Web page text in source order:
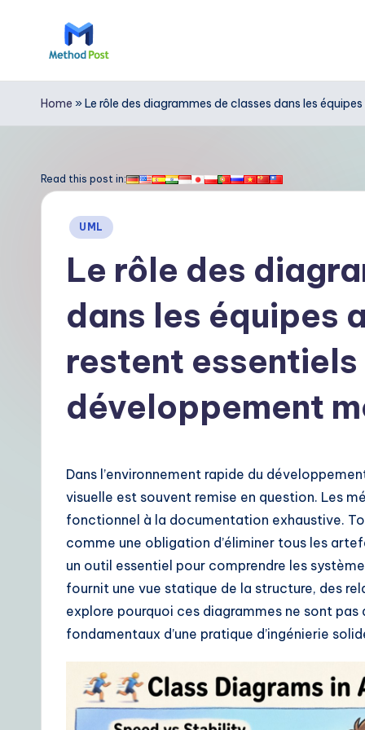
M
e
h
Home » Le rôle des diagrammes de classes dans les
Read this post in:
Posted
UML
Le rôle des
dans les équipes
restent essentiels
développement
Dans l’environnement rapide du
visuelle est souvent remise en question. Les
fonctionnel à la documentation exhaustive.
comme une obligation d’éliminer tous les
un outil essentiel pour comprendre les
fournit une vue statique de la structure, des
explore pourquoi ces diagrammes ne sont
fondamentaux d’une pratique d’ingénierie